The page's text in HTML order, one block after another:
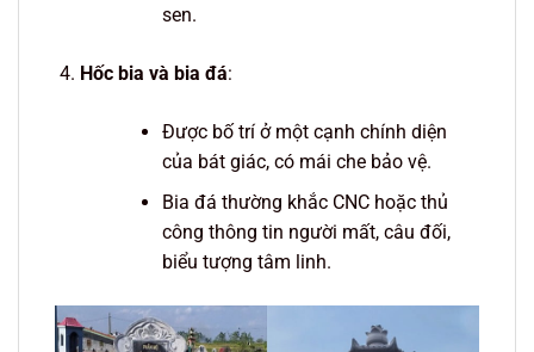
sen.
Hốc bia và bia đá:
Được bố trí ở một cạnh chính diện
của bát giác, có mái che bảo vệ.
Bia đá thường khắc CNC hoặc thủ
công thông tin người mất, câu đối,
biểu tượng tâm linh.